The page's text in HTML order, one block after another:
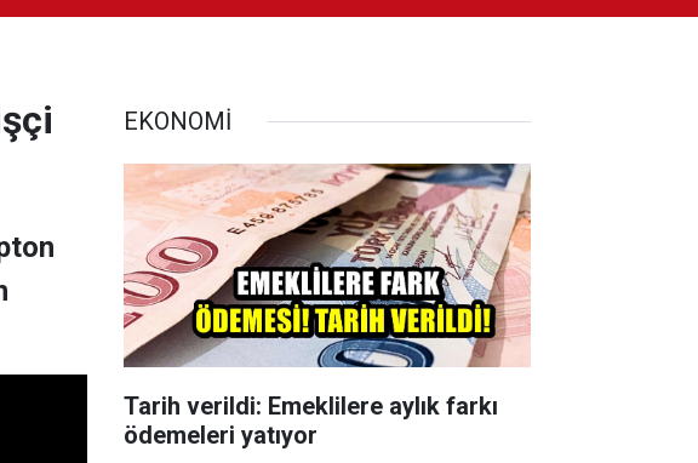
EKONOMİ
Tarih verildi: Emeklilere aylık farkı
ödemeleri yatıyor